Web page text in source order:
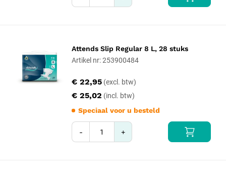
Attends Slip Regular 8 L, 28 stuks
Artikel nr: 253900484
€ 25,02
€ 22,95
Speciaal voor u besteld
- +